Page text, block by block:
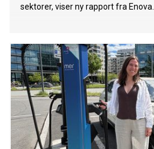
sektorer, viser ny rapport fra Enova.